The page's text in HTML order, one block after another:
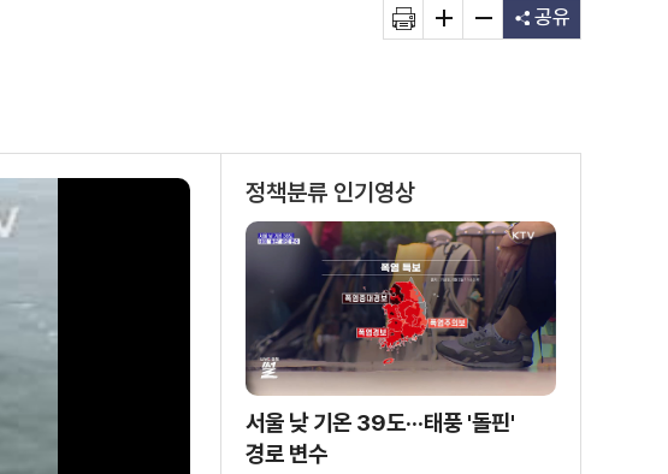
공유
정책분류 인기영상
서울 낮 기온 39도···태풍 '돌핀'
경로 변수